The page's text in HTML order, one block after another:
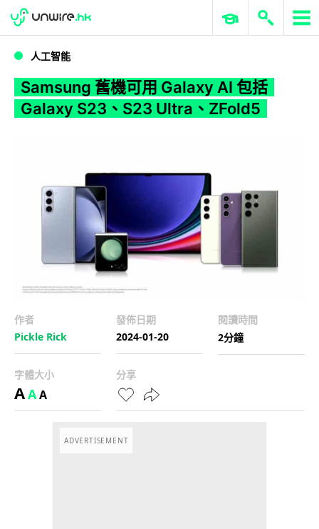
WWDC 2026 ERP 與商業 AI
人工智能
Samsung 舊機可用 Galaxy AI 包括
Galaxy S23、S23 Ultra、ZFold5
作者
Pickle Rick
發佈日期
2024-01-20
閱讀時間
2分鐘
字體大小
AAA
分享
ADVERTISEMENT